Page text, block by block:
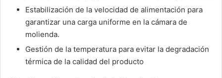
Estabilización de la velocidad de alimentación para
garantizar una carga uniforme en la cámara de
molienda.
Gestión de la temperatura para evitar la degradación
térmica de la calidad del producto